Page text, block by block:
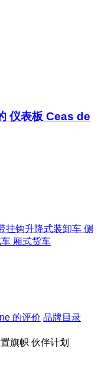
仪表板 Ceas de
挂钩升降式装卸车 侧
厢式货车
的评价 品牌目录
旗帜 伙伴计划